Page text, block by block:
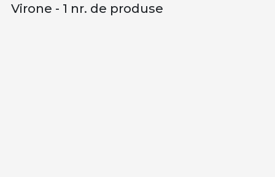
Virone - 1 nr. de produse